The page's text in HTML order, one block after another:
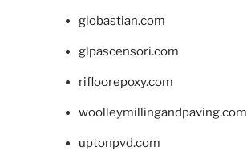
giobastian.com
glpascensori.com
rifloorepoxy.com
woolleymillingandpaving.com
uptonpvd.com